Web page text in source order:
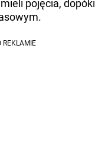
pojęcia, dopóki